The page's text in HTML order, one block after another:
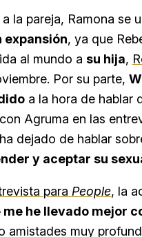
la pareja, Ramona se
expansión, ya que
al mundo a su hija,
Por su parte,
a la hora de hablar
Agruma en las
dejado de hablar
y aceptar su
para People, la
me he llevado mejor
amistades muy